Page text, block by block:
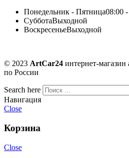
Понедельник - Пятница08:00
СубботаВыходной
ВоскресеньеВыходной
© 2023 ArtCar24 интернет-магазин
по России
Search here
Навигация
Close
Корзина
Close